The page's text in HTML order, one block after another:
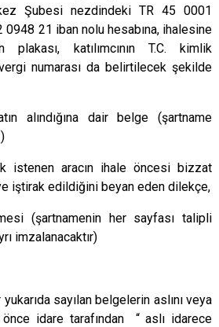
Şubesi nezdindeki TR 45 0001
21 iban nolu hesabına, ihalesine
plakası, katılımcının T.C. kimlik
numarası da belirtilecek şekilde
alındığına dair belge (şartname
istenen aracın ihale öncesi bizzat
iştirak edildiğini beyan eden dilekçe,
(şartnamenin her sayfası talipli
imzalanacaktır)
sayılan belgelerin aslını veya
idare tarafından “ aslı idarece